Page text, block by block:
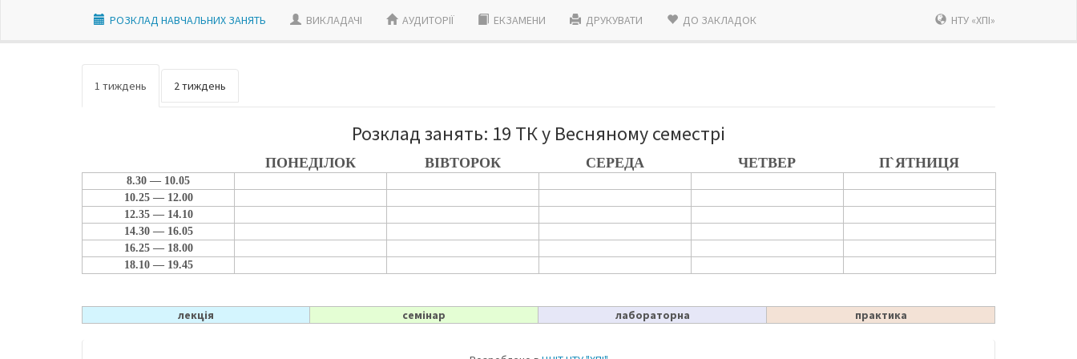
РОЗКЛАД НАВЧАЛЬНИХ ЗАНЯТЬ ВИКЛАДАЧI АУДИТОРІЇ ЕКЗАМЕНИ ДРУКУВАТИ ДО ЗАКЛАДОК НТУ «ХПІ»
1 тиждень 2 тиждень
Розклад занять: 19 ТК у Весняному семестрі
ПОНЕДІЛОК ВІВТОРОК СЕРЕДА ЧЕТВЕР П`ЯТНИЦЯ
8.30 — 10.05
10.25 — 12.00
12.35 — 14.10
14.30 — 16.05
16.25 — 18.00
18.10 — 19.45
лекція семінар лабораторна практика